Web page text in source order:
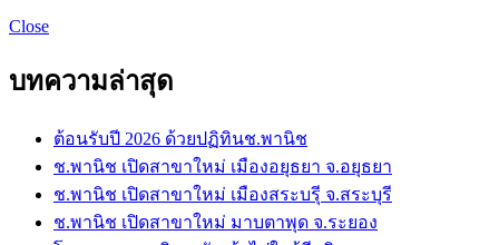
Close
บทความล่าสุด
ต้อนรับปี 2026 ด้วยปฏิทินช.พานิช
ช.พานิช เปิดสาขาใหม่ เมืองอยุธยา จ.อยุธยา
ช.พานิช เปิดสาขาใหม่ เมืองสระบรุี จ.สระบุรี
ช.พานิช เปิดสาขาใหม่ มาบตาพุด จ.ระยอง